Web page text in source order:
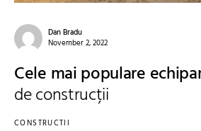
Dan Bradu
November 2, 2022
Cele mai populare
de construcții
CONSTRUCTII